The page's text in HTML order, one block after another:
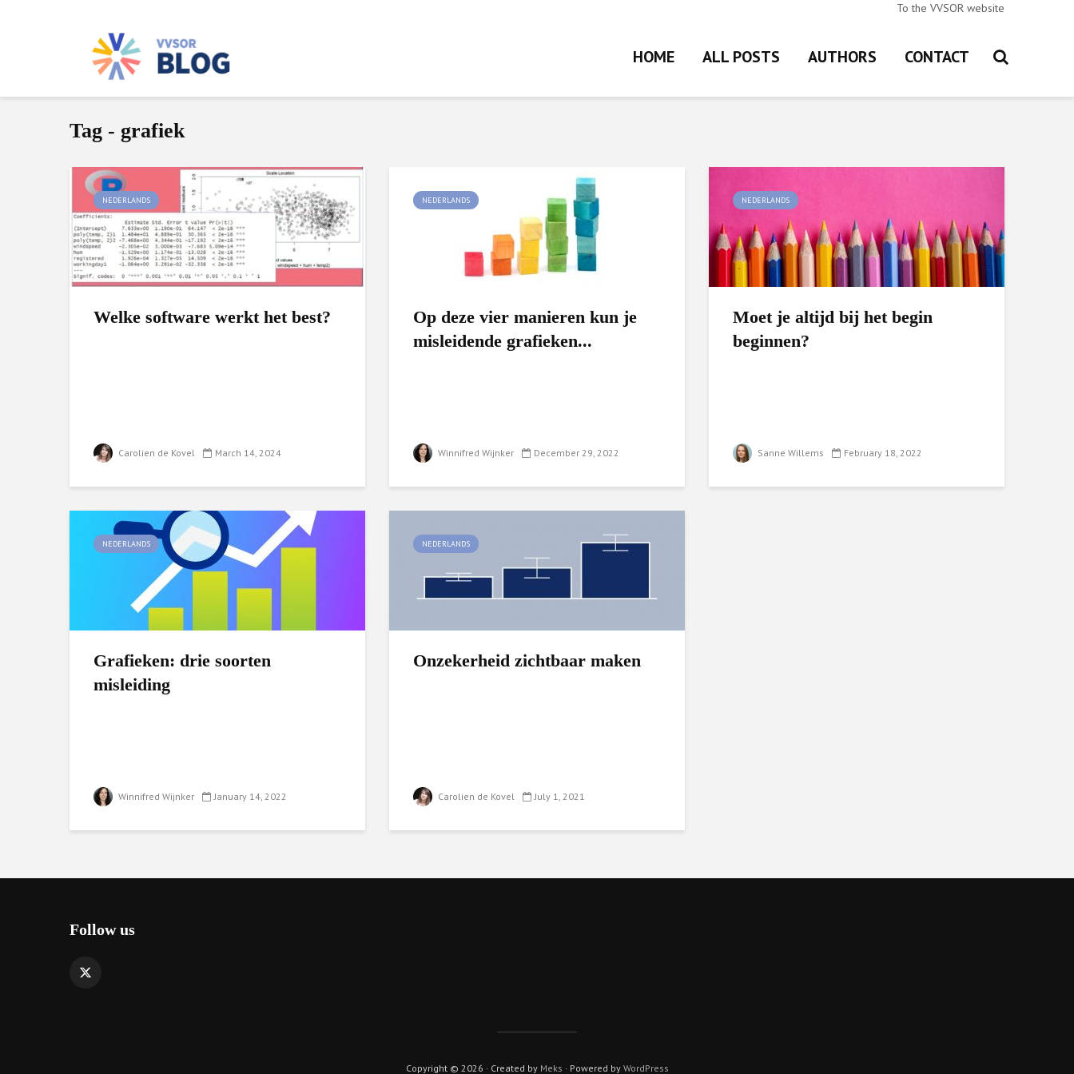
To the VVSOR website
HOME ALL POSTS AUTHORS CONTACT
Tag - grafiek
NEDERLANDS
Welke software werkt het best?
Carolien de Kovel March 14, 2024
NEDERLANDS
Op deze vier manieren kun je
misleidende grafieken...
Winnifred Wijnker December 29, 2022
NEDERLANDS
Moet je altijd bij het begin
beginnen?
Sanne Willems February 18, 2022
NEDERLANDS
Grafieken: drie soorten
misleiding
Winnifred Wijnker January 14, 2022
NEDERLANDS
Onzekerheid zichtbaar maken
Carolien de Kovel July 1, 2021
Follow us
Copyright © 2026 · Created by Meks · Powered by WordPress